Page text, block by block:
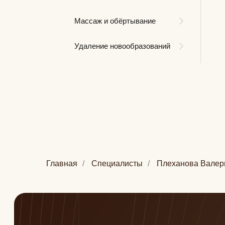
Массаж и обёртывание
Удаление новообразований
Главная / Специалисты / Плеханова
Плеханова Валерия